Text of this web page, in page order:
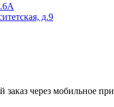
д.9
заказ через мобильное